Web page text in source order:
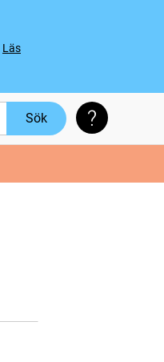
Läs
Sök Söktips